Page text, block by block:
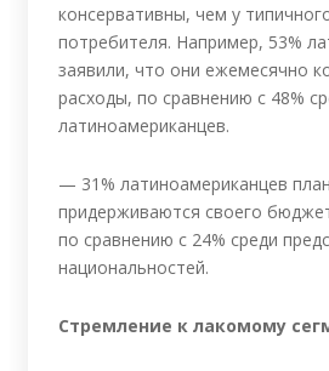
консервативны, чем у
потребителя. Например, 53%
заявили, что они ежемесячно
расходы, по сравнению с 48%
латиноамериканцев.
— 31% латиноамериканцев
придерживаются своего
по сравнению с 24% среди
национальностей.
Стремление к лакомому